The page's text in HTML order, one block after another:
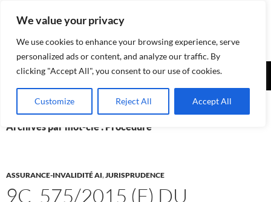
We value your privacy
We use cookies to enhance your browsing experience, serve
personalized ads or content, and analyze our traffic. By
clicking "Accept All", you consent to our use of cookies.
Customize Reject All Accept All
Assurances-sociales.info
Recherche
Archives par mot-clé : Procédure
ASSURANCE-INVALIDITÉ AI,JURISPRUDENCE
9C_575/2015 (F) DU